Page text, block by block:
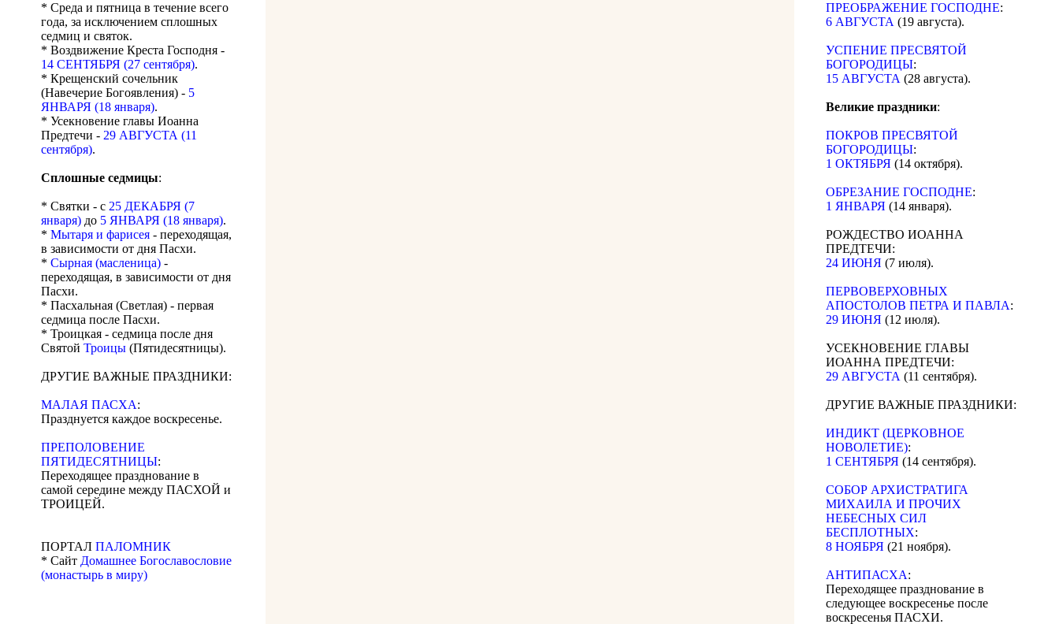
* Среда и пятница в течение всего
года, за исключением сплошных
седмиц и святок.
* Воздвижение Креста Господня -
14 СЕНТЯБРЯ (27 сентября).
* Крещенский сочельник
(Навечерие Богоявления) - 5
ЯНВАРЯ (18 января).
* Усекновение главы Иоанна
Предтечи - 29 АВГУСТА (11
сентября).
Сплошные седмицы:
* Святки - с 25 ДЕКАБРЯ (7
января) до 5 ЯНВАРЯ (18 января).
* Мытаря и фарисея - переходящая,
в зависимости от дня Пасхи.
* Сырная (масленица) -
переходящая, в зависимости от дня
Пасхи.
* Пасхальная (Светлая) - первая
седмица после Пасхи.
* Троицкая - седмица после дня
Святой Троицы (Пятидесятницы).
ДРУГИЕ ВАЖНЫЕ ПРАЗДНИКИ:
МАЛАЯ ПАСХА:
Празднуется каждое воскресенье.
ПРЕПОЛОВЕНИЕ
ПЯТИДЕСЯТНИЦЫ:
Переходящее празднование в
самой середине между ПАСХОЙ и
ТРОИЦЕЙ.
ПОРТАЛ ПАЛОМНИК
* Сайт Домашнее Богославословие
(монастырь в миру)
ПРЕОБРАЖЕНИЕ ГОСПОДНЕ:
6 АВГУСТА (19 августа).
УСПЕНИЕ ПРЕСВЯТОЙ
БОГОРОДИЦЫ:
15 АВГУСТА (28 августа).
Великие праздники:
ПОКРОВ ПРЕСВЯТОЙ
БОГОРОДИЦЫ:
1 ОКТЯБРЯ (14 октября).
ОБРЕЗАНИЕ ГОСПОДНЕ:
1 ЯНВАРЯ (14 января).
РОЖДЕСТВО ИОАННА
ПРЕДТЕЧИ:
24 ИЮНЯ (7 июля).
ПЕРВОВЕРХОВНЫХ
АПОСТОЛОВ ПЕТРА И ПАВЛА:
29 ИЮНЯ (12 июля).
УСЕКНОВЕНИЕ ГЛАВЫ
ИОАННА ПРЕДТЕЧИ:
29 АВГУСТА (11 сентября).
ДРУГИЕ ВАЖНЫЕ ПРАЗДНИКИ:
ИНДИКТ (ЦЕРКОВНОЕ
НОВОЛЕТИЕ):
1 СЕНТЯБРЯ (14 сентября).
CОБОР АРХИСТРАТИГА
МИХАИЛА И ПРОЧИХ
НЕБЕСНЫХ СИЛ
БЕСПЛОТНЫХ:
8 НОЯБРЯ (21 ноября).
АНТИПАСХА:
Переходящее празднование в
следующее воскресенье после
воскресенья ПАСХИ.